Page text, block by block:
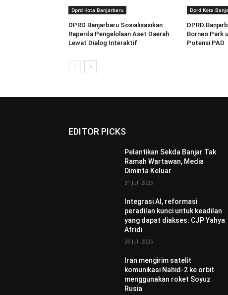
Dprd Kota Banjarbaru
DPRD Banjarbaru Sosialisasikan
Raperda Pengelolaan Aset Daerah
Lewat Dialog Interaktif
Dprd Kota
DPRD
Borneo Park
Potensi PAD
EDITOR PICKS
Pelantikan Sekda Banjar Tak
Ramah Wartawan, Media
Diminta Keluar
31 Juli 2025
Integrasi AI, reformasi
peradilan kunci untuk keadilan
yang dapat diakses: CJP Yahya
Afridi
26 Juli 2025
Iran mengirim satelit
komunikasi Nahid-2 ke orbit
menggunakan roket Soyuz
Rusia